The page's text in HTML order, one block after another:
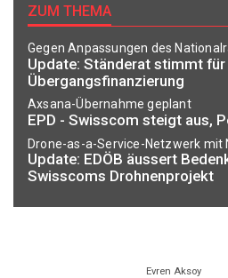
ZUM THEMA
Gegen Anpassungen des
Update: Ständerat stimmt für
Übergangsfinanzierung
Axsana-Übernahme geplant
EPD - Swisscom steigt aus,
Drone-as-a-Service-Netzwerk mit
Update: EDÖB äussert
Swisscoms Drohnenprojekt
Evren Aksoy